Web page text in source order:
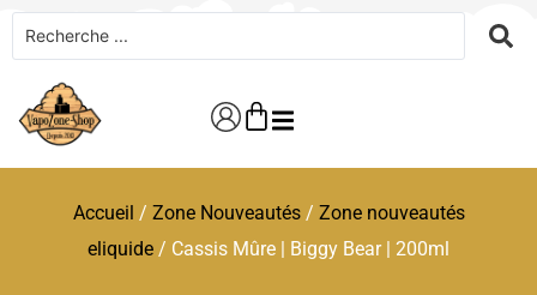
Accueil / Zone Nouveautés/ Zone nouveautés
eliquide / Cassis Mûre | Biggy Bear | 200ml